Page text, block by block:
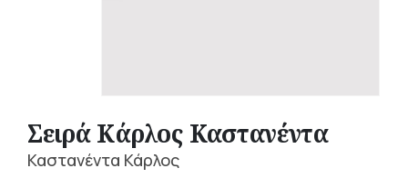
Σειρά Κάρλος Καστανέντα
Καστανέντα Κάρλος